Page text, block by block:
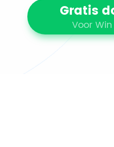
Gratis
Voor